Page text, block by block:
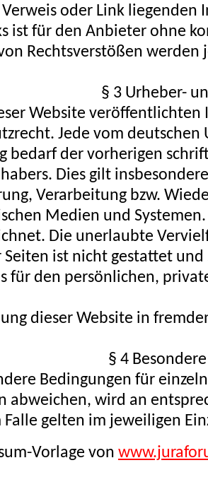
oder Link liegenden
ist für den Anbieter ohne
Rechtsverstößen
§ 3 Urheber-
Website
Jede vom
bedarf der vorherigen
Dies gilt
Verarbeitung bzw.
Medien und
Die unerlaubte
ist nicht gestattet
für den persönlichen,
dieser Website in
§ 4
Bedingungen für
abweichen, wird an
Falle gelten im jeweiligen
Vorlage von